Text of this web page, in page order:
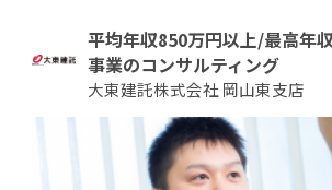
平均年収850万円以上/最高年
事業のコンサルティング
大東建託株式会社 岡山東支店